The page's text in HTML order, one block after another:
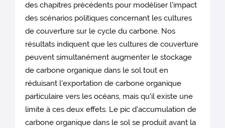
des chapitres précédents pour modéliser l'impact
des scénarios politiques concernant les cultures
de couverture sur le cycle du carbone. Nos
résultats indiquent que les cultures de couverture
peuvent simultanément augmenter le stockage
de carbone organique dans le sol tout en
réduisant l'exportation de carbone organique
particulaire vers les océans, mais qu'il existe une
limite à ces deux effets. Le pic d'accumulation de
carbone organique dans le sol se produit avant la